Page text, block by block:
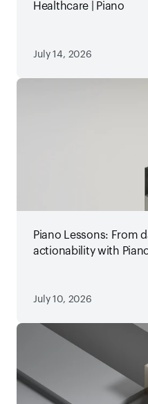
Healthcare | Piano
July 14, 2026
Piano Lessons: From
actionability with Piano
July 10, 2026